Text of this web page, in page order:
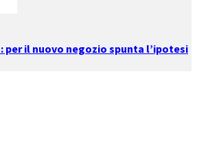
per il nuovo negozio spunta l’ipotesi